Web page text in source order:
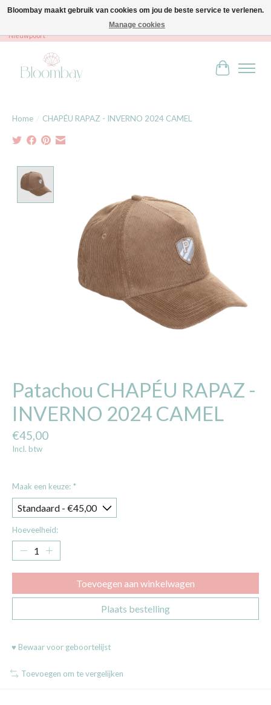
Bloombay - Babies & Kids - Bali home & interior - Robert Orlentpromenade 9A -
Nieuwpoort
Home / CHAPÉU RAPAZ - INVERNO 2024 CAMEL
Patachou CHAPÉU RAPAZ -
INVERNO 2024 CAMEL
€45,00
Incl. btw
Maak een keuze: *
Hoeveelheid:
Toevoegen aan winkelwagen
Plaats bestelling
♥ Bewaar voor geboortelijst
Toevoegen om te vergelijken
Bloombay maakt gebruik van cookies om jou de beste service te verlenen.
Manage cookies